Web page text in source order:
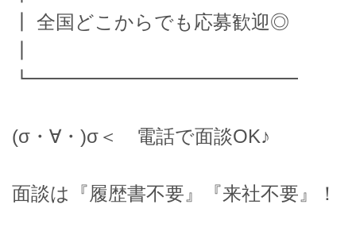
┃ 全国どこからでも応募歓迎◎
┗━━━━━━━━━━━━━━
(σ・∀・)σ＜ 電話で面談OK♪
面談は『履歴書不要』『来社不要』！